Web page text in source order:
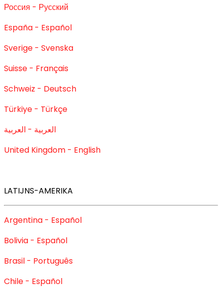
Россия - Русский
España - Español
Sverige - Svenska
Suisse - Français
Schweiz - Deutsch
Türkiye - Türkçe
العربية - العربية
United Kingdom - English
LATIJNS-AMERIKA
Argentina - Español
Bolivia - Español
Brasil - Português
Chile - Español